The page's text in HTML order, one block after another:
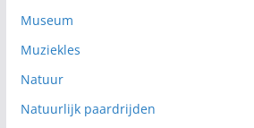
Museum
Muziekles
Natuur
Natuurlijk paardrijden